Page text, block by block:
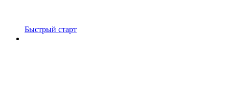
Быстрый старт